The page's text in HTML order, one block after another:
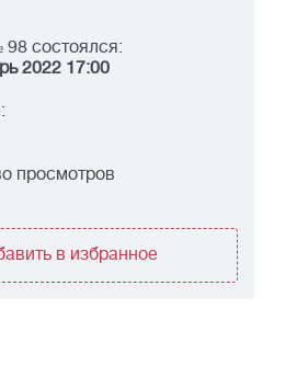
состоялся:
2022 17:00
просмотров
в избранное